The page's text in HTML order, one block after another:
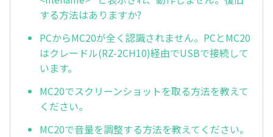
する方法はありますか?
PCからMC20が全く認識されません。PCとMC20
はクレードル(RZ-2CH10)経由でUSBで接続して
います。
MC20でスクリーンショットを取る方法を教えて
ください。
MC20で音量を調整する方法を教えてください。